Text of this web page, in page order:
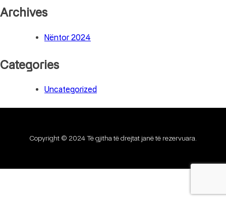
Archives
Nëntor 2024
Categories
Uncategorized
Copyright © 2024 Të gjitha të drejtat janë të rezervuara.